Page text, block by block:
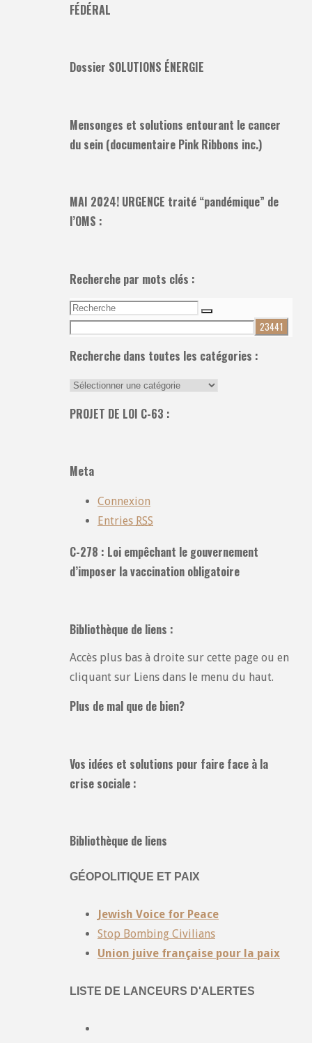
FÉDÉRAL
Dossier SOLUTIONS ÉNERGIE
Mensonges et solutions entourant le cancer
du sein (documentaire Pink Ribbons inc.)
MAI 2024! URGENCE traité “pandémique” de
l’OMS :
Recherche par mots clés :
Recherche
pour:
Recherche
Recherche dans toutes les catégories :
Recherche
toutes
PROJET DE LOI C-63 :
Meta
Connexion
Entries RSS
C-278 : Loi empêchant le gouvernement
d’imposer la vaccination obligatoire
Bibliothèque de liens :
Accès plus bas à droite sur cette page ou en
cliquant sur Liens dans le menu du haut.
Plus de mal que de bien?
Vos idées et solutions pour faire face à la
crise sociale :
Bibliothèque de liens
GÉOPOLITIQUE ET PAIX
Jewish Voice for Peace
Stop Bombing Civilians
Union juive française pour la paix
LISTE DE LANCEURS D'ALERTES